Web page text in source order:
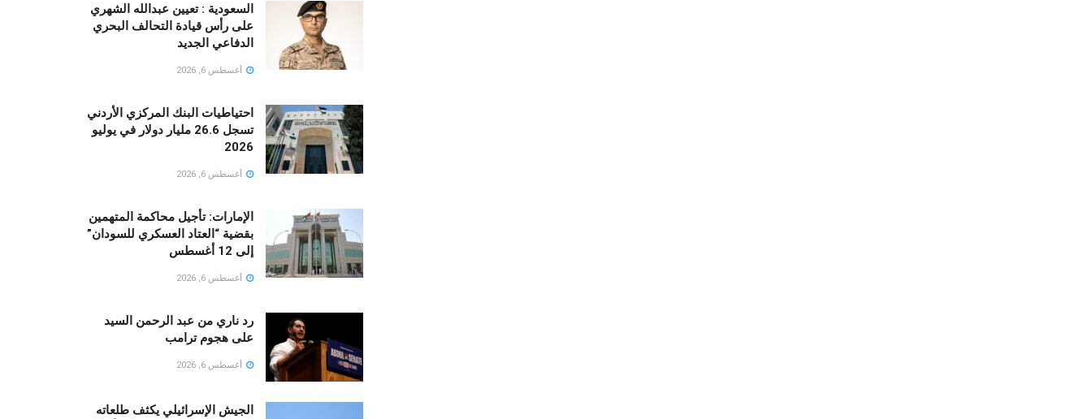
السعودية : تعيين عبدالله الشهري
على رأس قيادة التحالف البحري
الدفاعي الجديد
أغسطس 6, 2026
احتياطيات البنك المركزي الأردني
تسجل 26.6 مليار دولار في يوليو
2026
أغسطس 6, 2026
الإمارات: تأجيل محاكمة المتهمين
بقضية “العتاد العسكري للسودان”
إلى 12 أغسطس
أغسطس 6, 2026
رد ناري من عبد الرحمن السيد
على هجوم ترامب
أغسطس 6, 2026
الجيش الإسرائيلي يكثف طلعاته